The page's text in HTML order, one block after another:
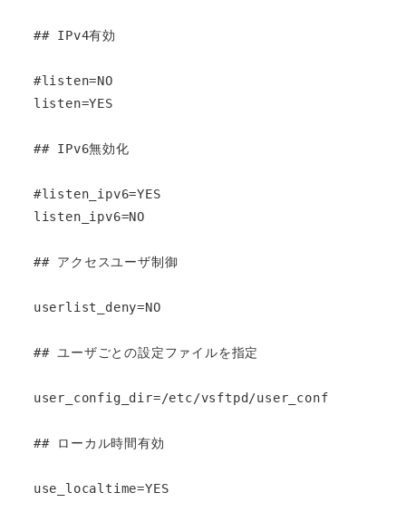
## IPv4有効
#listen=NO
listen=YES
## IPv6無効化
#listen_ipv6=YES
listen_ipv6=NO
## アクセスユーザ制御
userlist_deny=NO
## ユーザごとの設定ファイルを指定
user_config_dir=/etc/vsftpd/user_conf
## ローカル時間有効
use_localtime=YES